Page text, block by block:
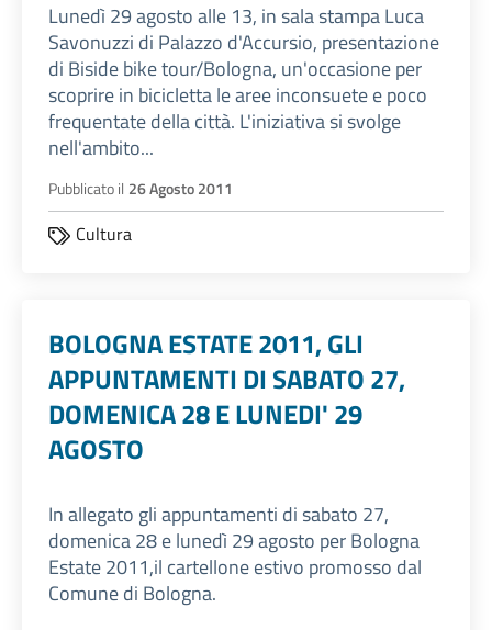
Lunedì 29 agosto alle 13, in sala stampa Luca
Savonuzzi di Palazzo d'Accursio, presentazione
di Biside bike tour/Bologna, un'occasione per
scoprire in bicicletta le aree inconsuete e poco
frequentate della città. L'iniziativa si svolge
nell'ambito...
Pubblicato il 26 Agosto 2011
Cultura
BOLOGNA ESTATE 2011, GLI
APPUNTAMENTI DI SABATO 27,
DOMENICA 28 E LUNEDI' 29
AGOSTO
In allegato gli appuntamenti di sabato 27,
domenica 28 e lunedì 29 agosto per Bologna
Estate 2011,il cartellone estivo promosso dal
Comune di Bologna.